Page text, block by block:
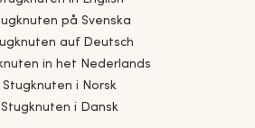
på Svenska
auf Deutsch
in het Nederlands
Stugknuten i Norsk
Stugknuten i Dansk